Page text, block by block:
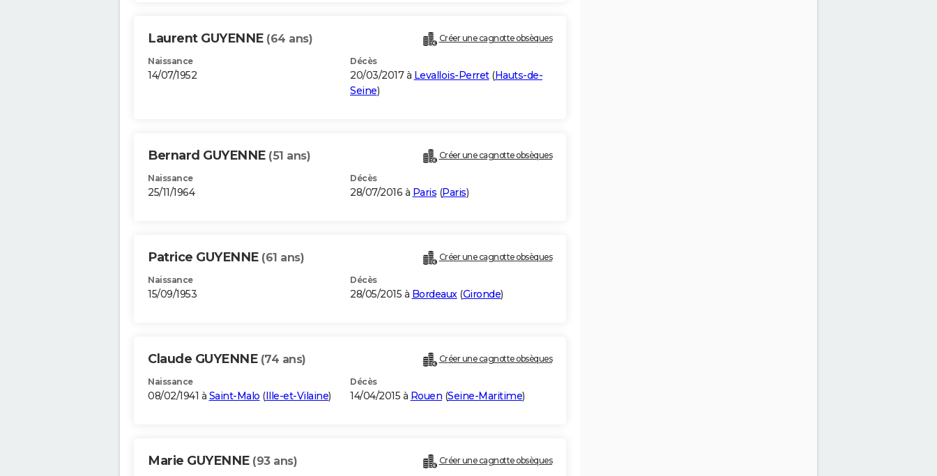
Laurent GUYENNE (64 ans) Créer une cagnotte obsèques
Naissance
14/07/1952
Décès
20/03/2017 à Levallois-Perret(Hauts-de-
Seine)
Bernard GUYENNE (51 ans) Créer une cagnotte obsèques
Naissance
25/11/1964
Décès
28/07/2016 à Paris (Paris)
Patrice GUYENNE (61 ans) Créer une cagnotte obsèques
Naissance
15/09/1953
Décès
28/05/2015 à Bordeaux(Gironde)
Claude GUYENNE (74 ans) Créer une cagnotte obsèques
Naissance
08/02/1941 à Saint-Malo (Ille-et-Vilaine)
Décès
14/04/2015 à Rouen (Seine-Maritime)
Marie GUYENNE (93 ans) Créer une cagnotte obsèques